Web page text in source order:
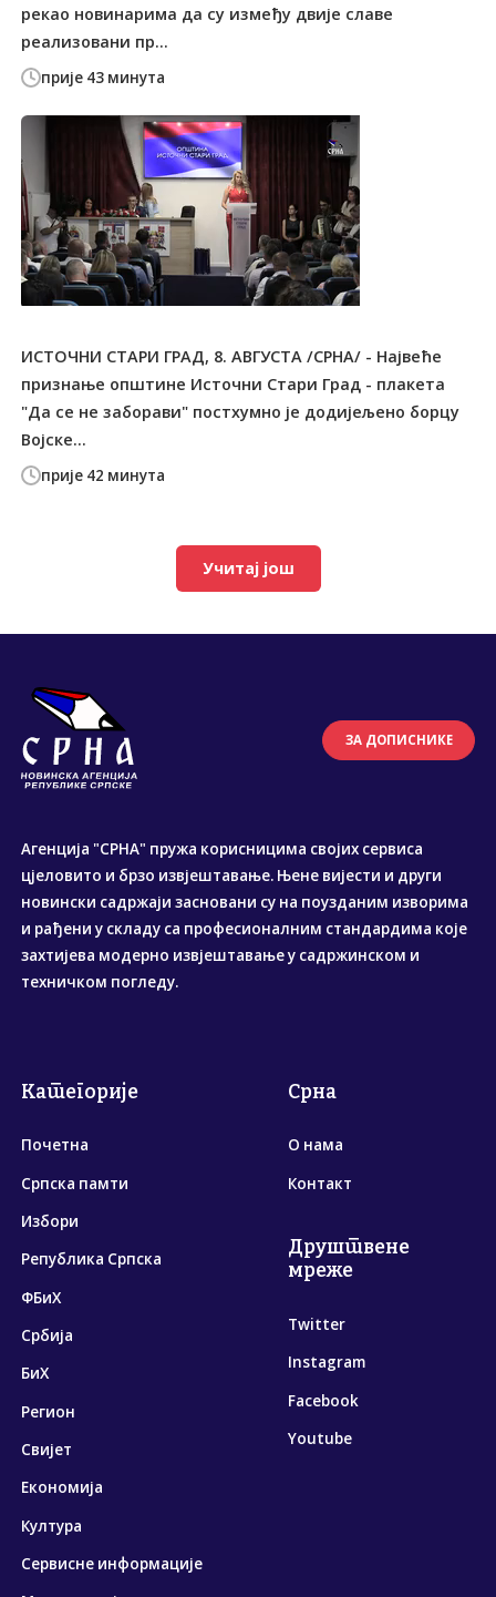
прије 43 минута
рекао новинарима да су између двије славе
реализовани пр...
прије 42 минута
ИСТОЧНИ СТАРИ ГРАД, 8. АВГУСТА /СРНА/ - Највеће
признање општине Источни Стари Град - плакета
"Да се не заборави" постхумно је додијељено борцу
Војске...
Учитај још
ЗА ДОПИСНИКЕ
Агенција "СРНА" пружа корисницима својих сервиса
цјеловито и брзо извјештавање. Њене вијести и други
новински садржаји засновани су на поузданим изворима
и рађени у складу са професионалним стандардима које
захтијева модерно извјештавање у садржинском и
техничком погледу.
Категорије
Почетна
Српска памти
Избори
Република Српска
ФБиХ
Србија
БиХ
Регион
Свијет
Економија
Култура
Сервисне информације
Срна
О нама
Контакт
Друштвене
мреже
Twitter
Instagram
Facebook
Youtube